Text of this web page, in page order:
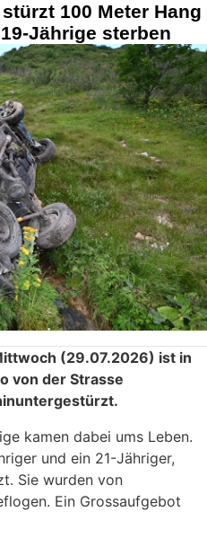
100 Meter Hang
Jährige sterben
(29.07.2026) ist in
von der Strasse
kamen dabei ums Leben.
und ein 21-Jähriger,
Sie wurden von
Ein Grossaufgebot